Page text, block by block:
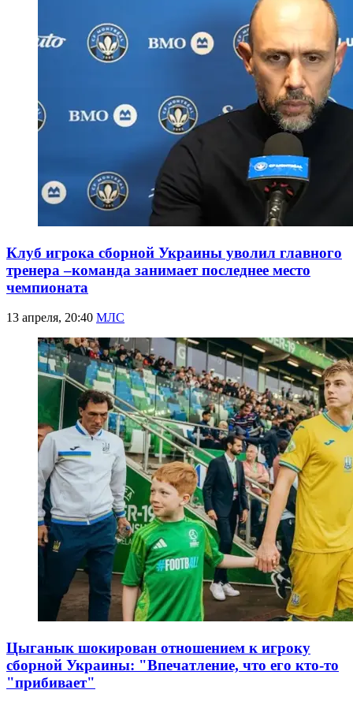
Клуб игрока сборной Украины уволил главного
тренера –команда занимает последнее место
чемпионата
13 апреля, 20:40 МЛС
Цыганык шокирован отношением к игроку
сборной Украины: "Впечатление, что его кто-то
"прибивает"